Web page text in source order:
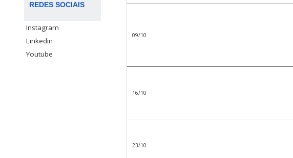
REDES SOCIAIS
Instagram
Linkedin
Youtube
09/10
16/10
23/10